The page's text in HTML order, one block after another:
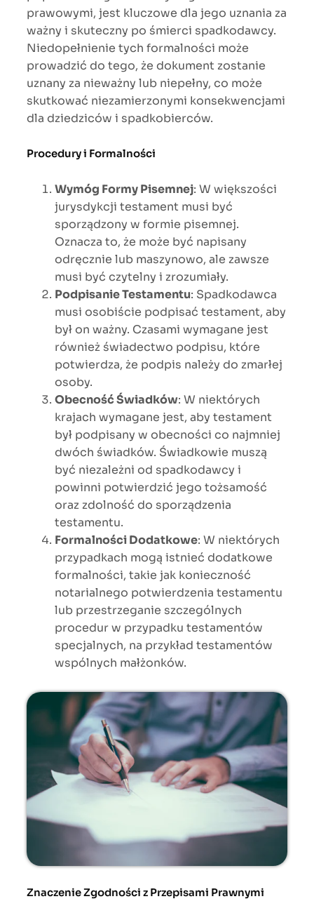
prawowymi, jest kluczowe dla jego uznania za
ważny i skuteczny po śmierci spadkodawcy.
Niedopełnienie tych formalności może
prowadzić do tego, że dokument zostanie
uznany za nieważny lub niepełny, co może
skutkować niezamierzonymi konsekwencjami
dla dziedziców i spadkobierców.
Procedury i Formalności
Wymóg Formy Pisemnej: W większości
jurysdykcji testament musi być
sporządzony w formie pisemnej.
Oznacza to, że może być napisany
odręcznie lub maszynowo, ale zawsze
musi być czytelny i zrozumiały.
Podpisanie Testamentu: Spadkodawca
musi osobiście podpisać testament, aby
był on ważny. Czasami wymagane jest
również świadectwo podpisu, które
potwierdza, że podpis należy do zmarłej
osoby.
Obecność Świadków: W niektórych
krajach wymagane jest, aby testament
był podpisany w obecności co najmniej
dwóch świadków. Świadkowie muszą
być niezależni od spadkodawcy i
powinni potwierdzić jego tożsamość
oraz zdolność do sporządzenia
testamentu.
Formalności Dodatkowe: W niektórych
przypadkach mogą istnieć dodatkowe
formalności, takie jak konieczność
notarialnego potwierdzenia testamentu
lub przestrzeganie szczególnych
procedur w przypadku testamentów
specjalnych, na przykład testamentów
wspólnych małżonków.
Znaczenie Zgodności z Przepisami Prawnymi